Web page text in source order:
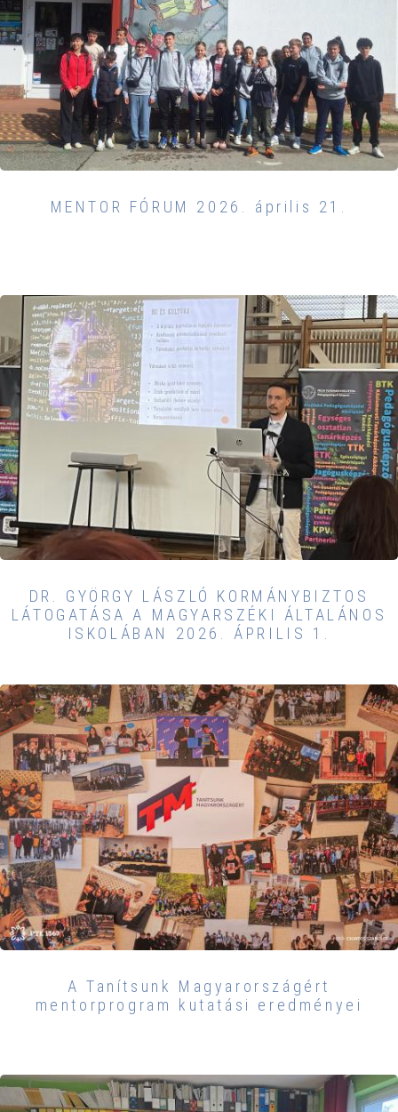
MENTOR FÓRUM 2026. április 21.
DR. GYÖRGY LÁSZLÓ KORMÁNYBIZTOS
LÁTOGATÁSA A MAGYARSZÉKI ÁLTALÁNOS
ISKOLÁBAN 2026. ÁPRILIS 1.
A Tanítsunk Magyarországért
mentorprogram kutatási eredményei